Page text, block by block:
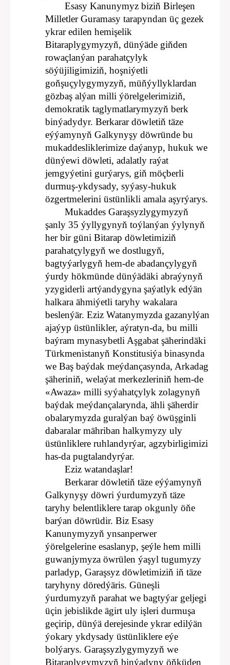
Esasy Kanunymyz biziň Birleşen
Milletler Guramasy tarapyndan üç gezek
ykrar edilen hemişelik
Bitaraplygymyzyň, dünýäde giňden
rowaçlanýan parahatçylyk
söýüjiligimiziň, hoşniýetli
goňşuçylygymyzyň, müňýyllyklardan
gözbaş alýan milli ýörelgelerimiziň,
demokratik taglymatlarymyzyň berk
binýadydyr. Berkarar döwletiň täze
eýýamynyň Galkynyşy döwründe bu
mukaddesliklerimize daýanyp, hukuk we
dünýewi döwleti, adalatly raýat
jemgyýetini gurýarys, giň möçberli
durmuş-ykdysady, syýasy-hukuk
özgertmelerini üstünlikli amala aşyrýarys.
Mukaddes Garaşsyzlygymyzyň
şanly 35 ýyllygynyň toýlanýan ýylynyň
her bir güni Bitarap döwletimiziň
parahatçylygyň we dostlugyň,
bagtyýarlygyň hem-de abadançylygyň
ýurdy hökmünde dünýädäki abraýynyň
yzygiderli artýandygyna şaýatlyk edýän
halkara ähmiýetli taryhy wakalara
beslenýär. Eziz Watanymyzda gazanylýan
ajaýyp üstünlikler, aýratyn-da, bu milli
baýram mynasybetli Aşgabat şäherindäki
Türkmenistanyň Konstitusiýa binasynda
we Baş baýdak meýdançasynda, Arkadag
şäheriniň, welaýat merkezleriniň hem-de
«Awaza» milli syýahatçylyk zolagynyň
baýdak meýdançalarynda, ähli şäherdir
obalarymyzda guralýan baý öwüşginli
dabaralar mähriban halkymyzy uly
üstünliklere ruhlandyrýar, agzybirligimizi
has-da pugtalandyrýar.
Eziz watandaşlar!
Berkarar döwletiň täze eýýamynyň
Galkynyşy döwri ýurdumyzyň täze
taryhy belentliklere tarap okgunly öňe
barýan döwrüdir. Biz Esasy
Kanunymyzyň ynsanperwer
ýörelgelerine esaslanyp, şeýle hem milli
guwanjymyza öwrülen ýaşyl tugumyzy
parladyp, Garaşsyz döwletimiziň iň täze
taryhyny döredýäris. Güneşli
ýurdumyzyň parahat we bagtyýar geljegi
üçin jebislikde ägirt uly işleri durmuşa
geçirip, dünýä derejesinde ykrar edilýän
ýokary ykdysady üstünliklere eýe
bolýarys. Garaşsyzlygymyzyň we
Bitaraplygymyzyň binýadyny öňküden